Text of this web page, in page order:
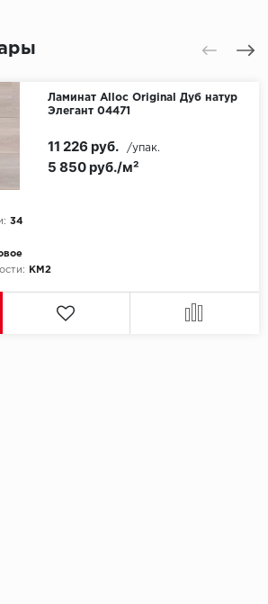
Ламинат Alloc Original Дуб натур
Элегант 04471
34
КМ2
5 850 руб./м²
11 226 руб. /упак.